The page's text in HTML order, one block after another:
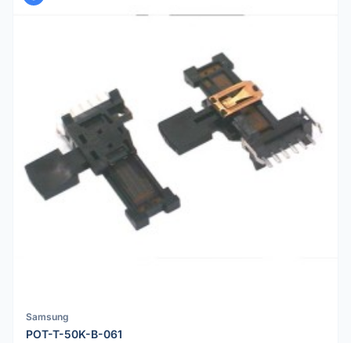
Samsung
POT-T-50K-B-061